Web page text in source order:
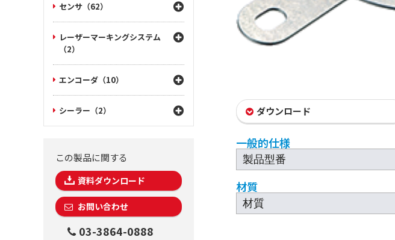
ダウンロード
一般的仕様
製品型番
材質
材質
センサ（62）
レーザーマーキングシステム
（2）
エンコーダ（10）
シーラー（2）
この製品に関する
資料ダウンロード
お問い合わせ
03-3864-0888